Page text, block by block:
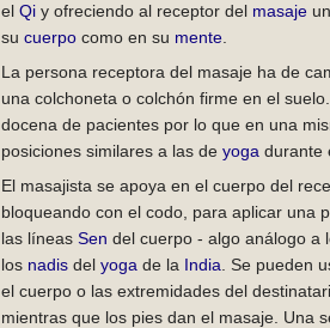
elQi y ofreciendo al receptor del masaje
sucuerpo como en su mente
La persona receptora del masaje ha de
una colchoneta o colchón firme en el
docena de pacientes por lo que en una
posiciones similares a las deyoga durante
El masajista se apoya en el cuerpo del
bloqueando con el codo, para aplicar una
las líneasSen del cuerpo - algo análogo a
los nadis delyoga de la India . Se pueden
el cuerpo o las extremidades del
mientras que los pies dan el masaje. Una